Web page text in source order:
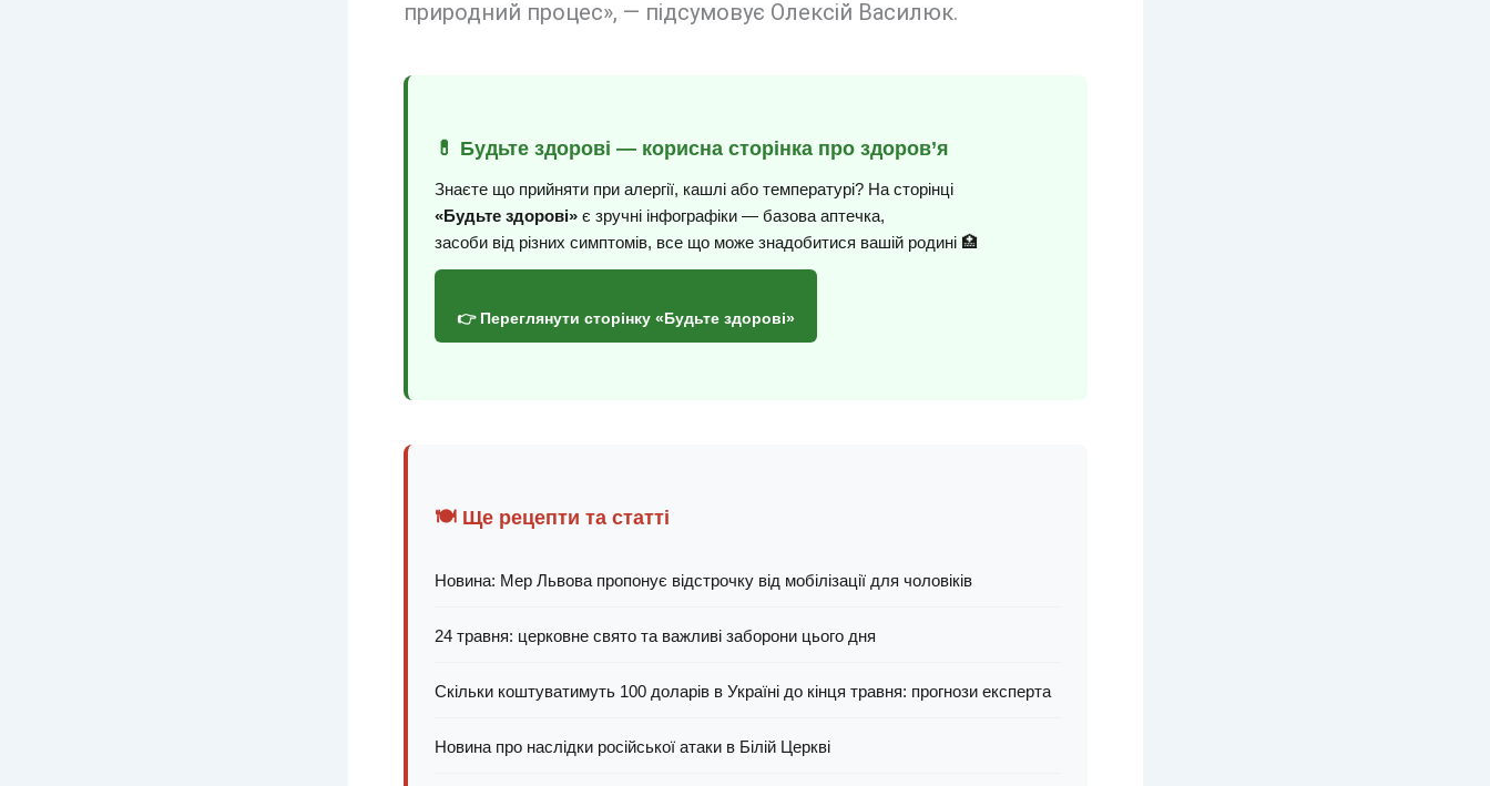
природний процес», — підсумовує Олексій Василюк.
💊 Будьте здорові — корисна сторінка про здоров’я
Знаєте що прийняти при алергії, кашлі або температурі? На сторінці
«Будьте здорові»є зручні інфографіки — базова аптечка,
засоби від різних симптомів, все що може знадобитися вашій родині 🏥
👉 Переглянути сторінку «Будьте здорові»
🍽️ Ще рецепти та статті
Новина: Мер Львова пропонує відстрочку від мобілізації для чоловіків
24 травня: церковне свято та важливі заборони цього дня
Скільки коштуватимуть 100 доларів в Україні до кінця травня: прогнози експерта
Новина про наслідки російської атаки в Білій Церкві